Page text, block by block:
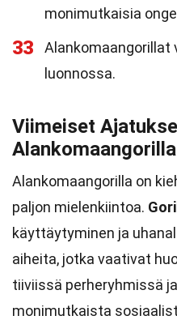
monimutkaisia
33
Alankomaangorillat
luonnossa.
Viimeiset
Alankomaangorilla on
paljon mielenkiintoa.
käyttäytyminen ja
aiheita, jotka vaativat
tiiviissä perheryhmissä
monimutkaista